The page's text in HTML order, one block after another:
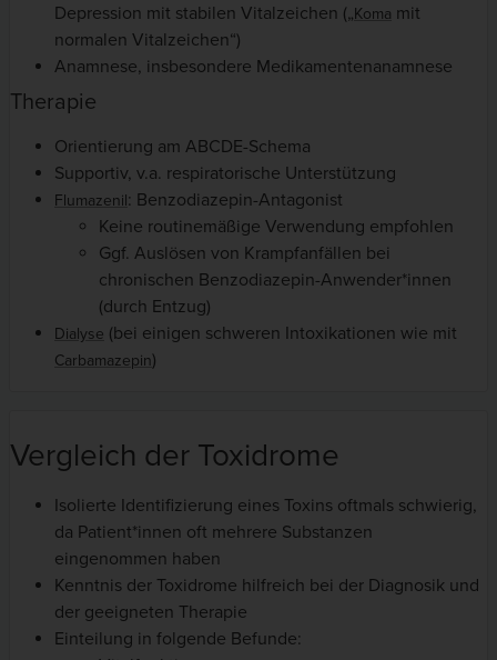
Depression mit stabilen Vitalzeichen („Koma mit
normalen Vitalzeichen“)
Anamnese, insbesondere Medikamentenanamnese
Therapie
Orientierung am ABCDE-Schema
Supportiv, v.a. respiratorische Unterstützung
Flumazenil: Benzodiazepin-Antagonist
Keine routinemäßige Verwendung empfohlen
Ggf. Auslösen von Krampfanfällen bei
chronischen Benzodiazepin-Anwender*innen
(durch Entzug)
Dialyse (bei einigen schweren Intoxikationen wie mit
Carbamazepin)
Vergleich der Toxidrome
Isolierte Identifizierung eines Toxins oftmals schwierig,
da Patient*innen oft mehrere Substanzen
eingenommen haben
Kenntnis der Toxidrome hilfreich bei der Diagnosik und
der geeigneten Therapie
Einteilung in folgende Befunde: